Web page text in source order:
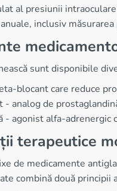
al presiunii
inclusiv
sunt disponibile
blocant care reduce
- analog de
- agonist alfa-adrenergic
terapeutice
de medicamente
combină două